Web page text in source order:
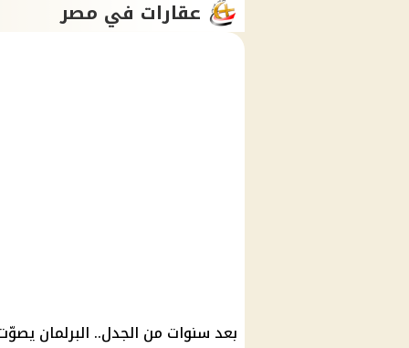
عقارات في مصر
بعد سنوات من الجدل.. البرلمان